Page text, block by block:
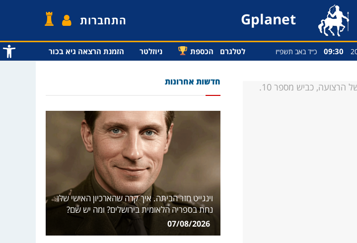
פתח
Gplanet התחברות
09:30 כ״ד באב תשפ״ו לטלגרם הכספת ניוזלטר הזמנת הרצאה גיא בכור
חדשות אחרונות
וינגייט חזר הביתה. איך קרה שהארכיון האישי שלו
נחת בספריה הלאומית בירושלים? ומה יש שם?
07/08/2026